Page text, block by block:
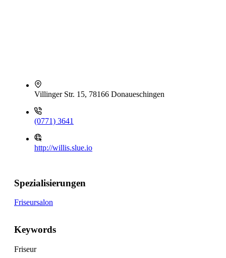
Villinger Str. 15, 78166 Donaueschingen
(0771) 3641
http://willis.slue.io
Spezialisierungen
Friseursalon
Keywords
Friseur